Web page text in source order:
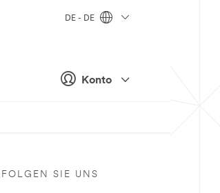
Konto
DE - DE
FOLGEN SIE UNS